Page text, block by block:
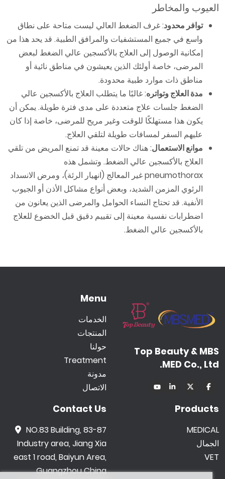
العيوب والمخاطر
توافر محدود: غرف الضغط العالي ليست متاحة على نطاق
واسع في جميع المستشفيات والمرافق الطبية. قد يحد هذا من
إمكانية الوصول إلى العلاج بالأكسجين عالي الضغط لبعض
المرضى، خاصة أولئك الذين يعيشون في مناطق نائية أو
مناطق ذات موارد طبية محدودة.
مدة العلاج وتواتره: غالبًا ما يتطلب العلاج بالأكسجين عالي
الضغط جلسات علاج متعددة على مدى فترة طويلة. يمكن أن
يكون هذا مستهلكًا للوقت وغير مريح للمرضى، خاصة إذا كان
عليهم السفر لمسافات طويلة لتلقي العلاج.
موانع الاستعمال: هناك حالات معينة قد تمنع المريض من تلقي
العلاج بالأكسجين عالي الضغط. وتشمل هذه
pneumothorax غير المعالج (انهيار الرئة)، ومرض الانسداد
الرئوي المزمن الشديد، وبعض أنواع مشاكل الأذن أو الجيوب
الأنفية. قد تحتاج النساء الحوامل والمرضى الذين يعانون من
اضطرابات نفسية معينة إلى تقييم دقيق قبل الخضوع للعلاج
بالأكسجين عالي الضغط.
Top Beauty & MBS
MED Co., Ltd.
Menu
الخدمات
المنتجات
حولنا
Treatment
مدونة
الاتصال
Products
MEDICAL
الجمال
VET
Contact Us
NO.83 Building, 83-87
Industry area, Jiang Xia
east 1 road, Baiyun Area,
Guangzhou China